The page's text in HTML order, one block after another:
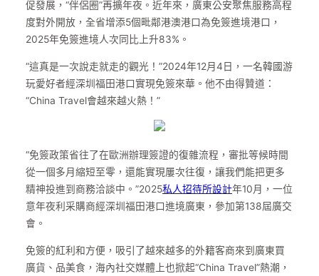
促發展，“伴侶圈”再擴年夜。近年來，廣東公安聚焦服務高程
度對外開放，全省增添5個毗鄰港澳港口為免簽進境港口，
2025年免簽進境人次同比上升83%。
“這真是一次說走就走的觀光！”2024年12月4日，一名韓國游
玩愛好者經深圳福田港口實現免簽來華。他不由得贊道：
“China Travel會越來越火熱！”
“免簽政策省往了在歐洲辦理簽證的復雜流程，審批等候時間
從一個多月縮短至零，還能實現屢次往復，讓我們能把更多
精神投進到商務洽談中。”2025私人招待所設計年10月，一位
意年夜利采購商經深圳福田港口進境廣東，參加第138屆廣交
會。
免簽的紅利和方便，吸引了越來越多的外籍客商來到廣東買
廣貨、品美食，海內社交媒體上也掀起“China Travel”熱潮，